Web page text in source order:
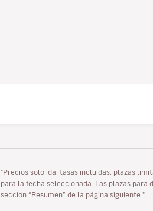
"Precios solo ida, tasas incluidas, plazas
para la fecha seleccionada. Las plazas para
sección “Resumen” de la página siguiente."